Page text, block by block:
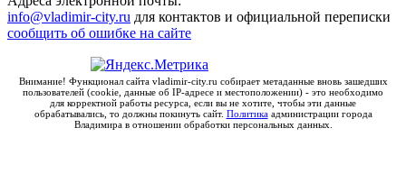
info@vladimir-city.ru для контактов и официальной переписки
сообщить об ошибке на сайте
Внимание! Функционал сайта vladimir-city.ru собирает метаданные вновь зашедших
пользователей (cookie, данные об IP-адресе и местоположении) - это необходимо
для корректной работы ресурса, если вы не хотите, чтобы эти данные
обрабатывались, то должны покинуть сайт. Политикаадминистрации города
Владимира в отношении обработки персональных данных.